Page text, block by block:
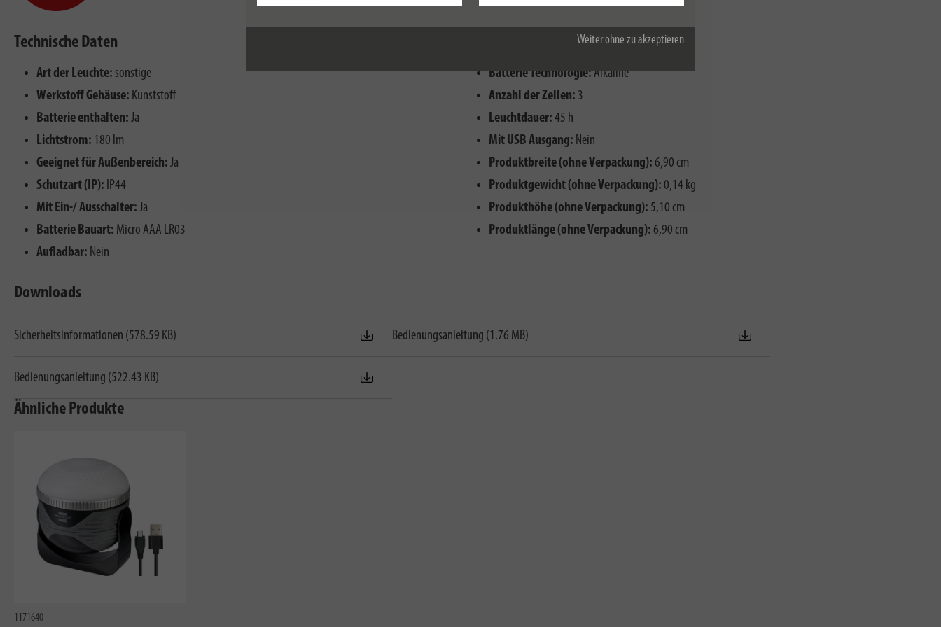
Weiter ohne zu akzeptieren
Technische Daten
Art der Leuchte: sonstige
Werkstoff Gehäuse: Kunststoff
Batterie enthalten: Ja
Lichtstrom: 180 lm
Geeignet für Außenbereich: Ja
Schutzart (IP): IP44
Mit Ein-/ Ausschalter: Ja
Batterie Bauart: Micro AAA LR03
Aufladbar: Nein
Batterie Technologie:Alkaline
Anzahl der Zellen: 3
Leuchtdauer: 45 h
Mit USB Ausgang: Nein
Produktbreite (ohne Verpackung): 6,90 cm
Produktgewicht (ohne Verpackung): 0,14 kg
Produkthöhe (ohne Verpackung): 5,10 cm
Produktlänge (ohne Verpackung): 6,90 cm
Downloads
Sicherheitsinformationen (578.59 KB) Bedienungsanleitung (1.76 MB)
Bedienungsanleitung (522.43 KB)
Ähnliche Produkte
1171640